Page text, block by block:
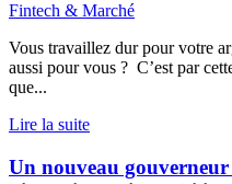
Fintech & Marché
Vous travaillez dur pour votre
aussi pour vous ? C’est par
que...
Lire la suite
Un nouveau